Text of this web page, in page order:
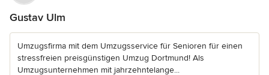
Gustav Ulm
Umzugsfirma mit dem Umzugsservice für Senioren für einen
stressfreien preisgünstigen Umzug Dortmund! Als
Umzugsunternehmen mit jahrzehntelange...